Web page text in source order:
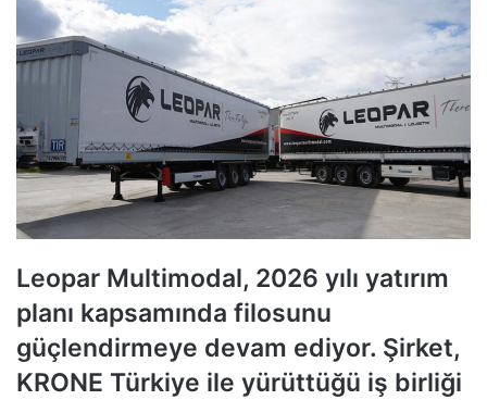
Leopar Multimodal, 2026 yılı yatırım
planı kapsamında filosunu
güçlendirmeye devam ediyor. Şirket,
KRONE Türkiye ile yürüttüğü iş birliği